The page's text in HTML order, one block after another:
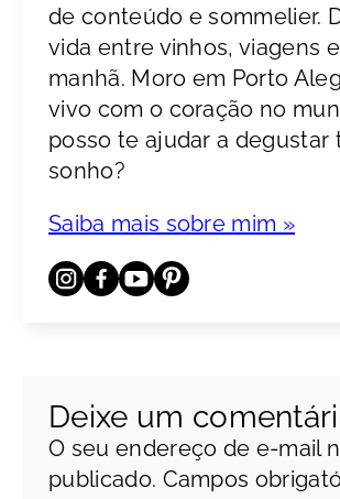
de conteúdo e sommelier.
vida entre vinhos, viagens
manhã. Moro em Porto
vivo com o coração no
posso te ajudar a degustar
sonho?
Saiba mais sobre mim »
Deixe um
O seu endereço de e-mail
publicado. Campos